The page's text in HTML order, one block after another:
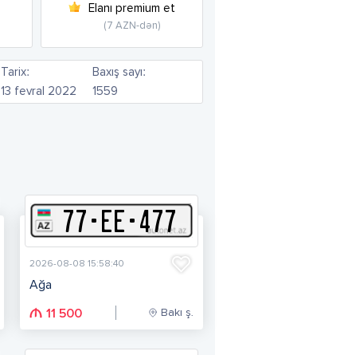
Elanı premium et
(7 AZN-dən)
Tarix:
13 fevral 2022
Baxış sayı:
1559
77-EE-477
2026-08-08 15:58:40
Ağa
11 500 Bakı ş.